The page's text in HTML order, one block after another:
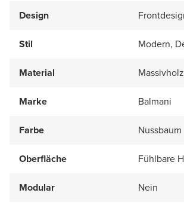
Design
Stil Modern,
Material Massivholz
Marke Balmani
Farbe Nussbaum
Oberfläche Fühlbare
Modular Nein